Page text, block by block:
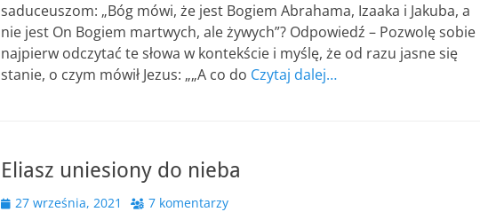
saduceuszom: „Bóg mówi, że jest Bogiem Abrahama, Izaaka i Jakuba, a
nie jest On Bogiem martwych, ale żywych”? Odpowiedź – Pozwolę sobie
najpierw odczytać te słowa w kontekście i myślę, że od razu jasne się
stanie, o czym mówił Jezus: „„A co do Czytaj dalej…
Eliasz uniesiony do nieba
Opublikowano
27 września, 2021 7 komentarzy